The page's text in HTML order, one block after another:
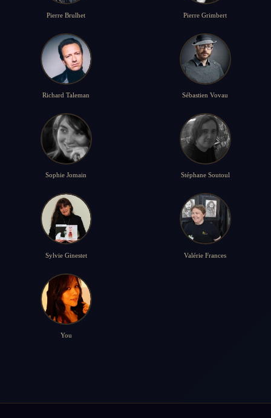
Pierre Brulhet Pierre Grimbert
Richard Taleman Sébastien Vovau
Sophie Jomain Stéphane Soutoul
Sylvie Ginestet Valérie Frances
You